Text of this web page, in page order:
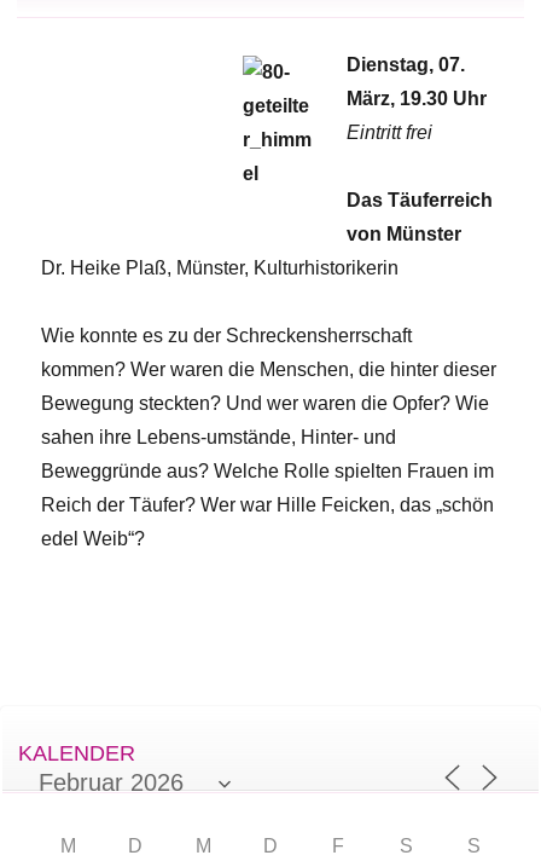
Dienstag, 07.
März, 19.30 Uhr
Eintritt frei
Das Täuferreich
von Münster
Dr. Heike Plaß, Münster, Kulturhistorikerin
Wie konnte es zu der Schreckensherrschaft
kommen? Wer waren die Menschen, die hinter dieser
Bewegung steckten? Und wer waren die Opfer? Wie
sahen ihre Lebens-umstände, Hinter- und
Beweggründe aus? Welche Rolle spielten Frauen im
Reich der Täufer? Wer war Hille Feicken, das „schön
edel Weib“?
KALENDER
M D M D F S S